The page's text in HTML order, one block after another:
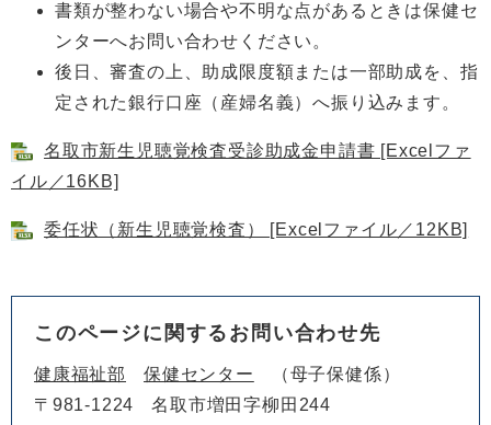
書類が整わない場合や不明な点があるときは保健セ
ンターへお問い合わせください。
後日、審査の上、助成限度額または一部助成を、指
定された銀行口座（産婦名義）へ振り込みます。
名取市新生児聴覚検査受診助成金申請書 [Excelファ
イル／16KB]
委任状（新生児聴覚検査） [Excelファイル／12KB]
このページに関するお問い合わせ先
健康福祉部 保健センター
母子保健係
〒981-1224
名取市増田字柳田244